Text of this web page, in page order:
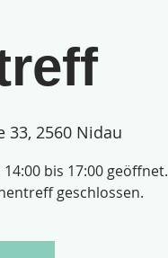
33, 2560 Nidau
bis 17:00 geöffnet.
geschlossen.